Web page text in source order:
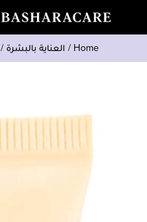
Home
/ العناية بالبشرة /